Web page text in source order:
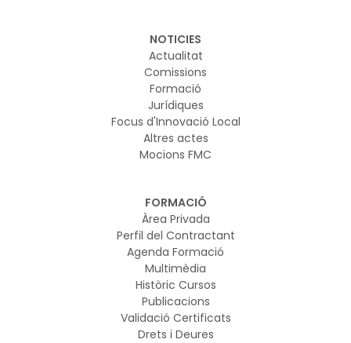
NOTICIES
Actualitat
Comissions
Formació
Jurídiques
Focus d'Innovació Local
Altres actes
Mocions FMC
FORMACIÓ
Àrea Privada
Perfil del Contractant
Agenda Formació
Multimèdia
Històric Cursos
Publicacions
Validació Certificats
Drets i Deures